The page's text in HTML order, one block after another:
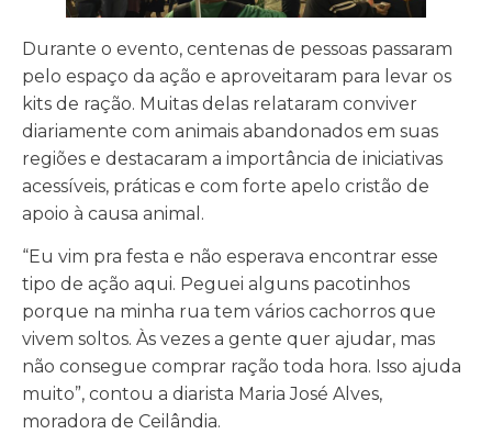
Durante o evento, centenas de pessoas passaram
pelo espaço da ação e aproveitaram para levar os
kits de ração. Muitas delas relataram conviver
diariamente com animais abandonados em suas
regiões e destacaram a importância de iniciativas
acessíveis, práticas e com forte apelo cristão de
apoio à causa animal.
“Eu vim pra festa e não esperava encontrar esse
tipo de ação aqui. Peguei alguns pacotinhos
porque na minha rua tem vários cachorros que
vivem soltos. Às vezes a gente quer ajudar, mas
não consegue comprar ração toda hora. Isso ajuda
muito”, contou a diarista Maria José Alves,
moradora de Ceilândia.